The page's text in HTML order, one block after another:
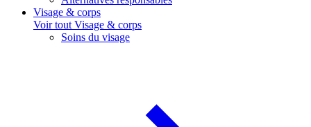
Visage & corps
Voir tout Visage & corps
Soins du visage